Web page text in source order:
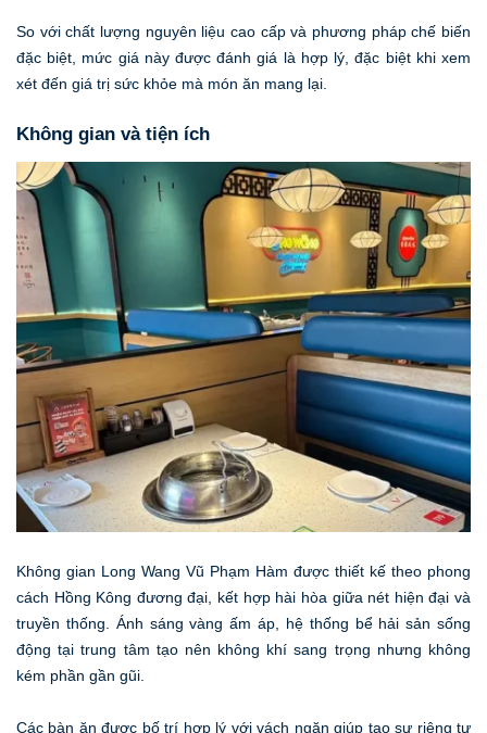
So với chất lượng nguyên liệu cao cấp và phương pháp chế biến
đặc biệt, mức giá này được đánh giá là hợp lý, đặc biệt khi xem
xét đến giá trị sức khỏe mà món ăn mang lại.
Không gian và tiện ích
Không gian Long Wang Vũ Phạm Hàm được thiết kế theo phong
cách Hồng Kông đương đại, kết hợp hài hòa giữa nét hiện đại và
truyền thống. Ánh sáng vàng ấm áp, hệ thống bể hải sản sống
động tại trung tâm tạo nên không khí sang trọng nhưng không
kém phần gần gũi.
Các bàn ăn được bố trí hợp lý với vách ngăn giúp tạo sự riêng tư